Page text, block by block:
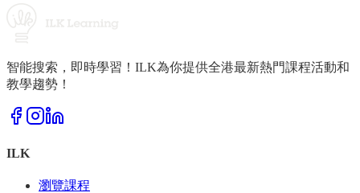
智能搜索，即時學習！ILK為你提供全港最新熱門課程活動和
教學趨勢！
ILK
瀏覽課程